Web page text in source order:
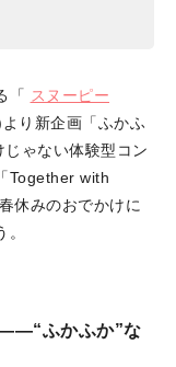
「 スヌーピー
り新企画「ふかふ
じゃない体験型コン
Together with
休みのおでかけに
——“ふかふか”な